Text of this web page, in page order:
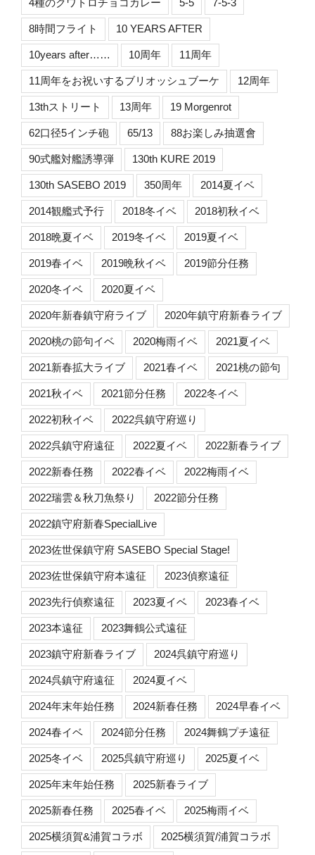
8時間フライト 10 YEARS AFTER
10years after…… 10周年 11周年
11周年をお祝いするブリオッシュブーケ 12周年
13thストリート 13周年 19 Morgenrot
62口径5インチ砲 65/13 88お楽しみ抽選會
90式艦対艦誘導弾 130th KURE 2019
130th SASEBO 2019 350周年 2014夏イベ
2014観艦式予行 2018冬イベ 2018初秋イベ
2018晩夏イベ 2019冬イベ 2019夏イベ
2019春イベ 2019晩秋イベ 2019節分任務
2020冬イベ 2020夏イベ
2020年新春鎮守府ライブ 2020年鎮守府新春ライブ
2020桃の節句イベ 2020梅雨イベ 2021夏イベ
2021新春拡大ライブ 2021春イベ 2021桃の節句
2021秋イベ 2021節分任務 2022冬イベ
2022初秋イベ 2022呉鎮守府巡り
2022呉鎮守府遠征 2022夏イベ 2022新春ライブ
2022新春任務 2022春イベ 2022梅雨イベ
2022瑞雲＆秋刀魚祭り 2022節分任務
2022鎮守府新春SpecialLive
2023佐世保鎮守府 SASEBO Special Stage!
2023佐世保鎮守府本遠征 2023偵察遠征
2023先行偵察遠征 2023夏イベ 2023春イベ
2023本遠征 2023舞鶴公式遠征
2023鎮守府新春ライブ 2024呉鎮守府巡り
2024呉鎮守府遠征 2024夏イベ
2024年末年始任務 2024新春任務 2024早春イベ
2024春イベ 2024節分任務 2024舞鶴プチ遠征
2025冬イベ 2025呉鎮守府巡り 2025夏イベ
2025年末年始任務 2025新春ライブ
2025新春任務 2025春イベ 2025梅雨イベ
2025横須賀&浦賀コラボ 2025横須賀/浦賀コラボ